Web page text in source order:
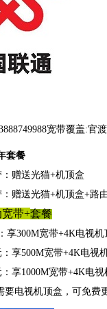
宽带覆盖:
套餐
赠送光猫+机顶盒
赠送光猫+机顶盒+路
带+套餐
享300M宽带+4K电视
享500M宽带+4K电视
享1000M宽带+4K电
要电视机顶盒，可免费